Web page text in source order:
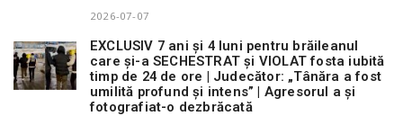
2026-07-07
EXCLUSIV 7 ani și 4 luni pentru brăileanul
care și-a SECHESTRAT și VIOLAT fosta iubită
timp de 24 de ore | Judecător: „Tânăra a fost
umilită profund și intens” | Agresorul a și
fotografiat-o dezbrăcată